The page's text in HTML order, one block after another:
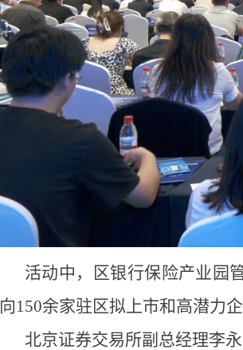
活动中，区银行保险产业园
向150余家驻区拟上市和高潜力
北京证券交易所副总经理李